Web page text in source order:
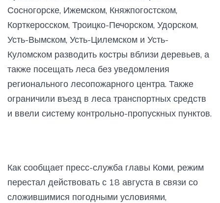
Сосногорске, Ижемском, Княжпогостском,
Корткеросском, Троицко-Печорском, Удорском,
Усть-Вымском, Усть-Цилемском и Усть-
Куломском разводить костры вблизи деревьев, а
также посещать леса без уведомления
регионального лесопожарного центра. Также
ограничили въезд в леса транспортных средств
и ввели систему контрольно-пропускных пунктов.
Как сообщает пресс-служба главы Коми, режим
перестал действовать с 18 августа в связи со
сложившимися погодными условиями,